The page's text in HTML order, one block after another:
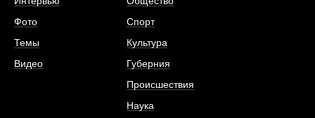
Фото
Темы
Видео
Спорт
Культура
Губерния
Происшествия
Наука